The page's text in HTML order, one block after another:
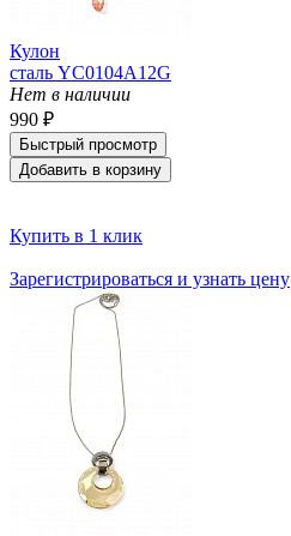
Кулон
сталь YC0104A12G
Нет в наличии
990 ₽
Быстрый просмотр
Добавить в корзину
Купить в 1 клик
Зарегистрироваться и узнать цену